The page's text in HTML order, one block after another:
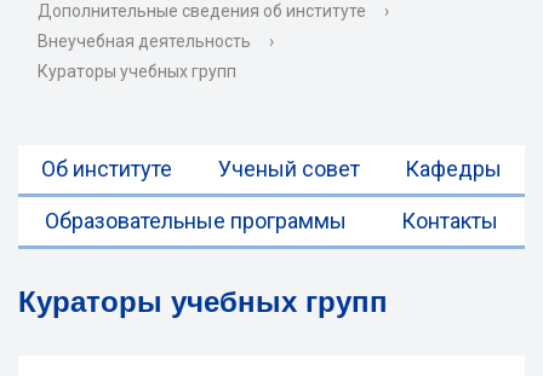
Дополнительные сведения об институте
›
Внеучебная деятельность
›
Кураторы учебных групп
Об институте Ученый совет Кафедры
Образовательные программы Контакты
Кураторы учебных групп